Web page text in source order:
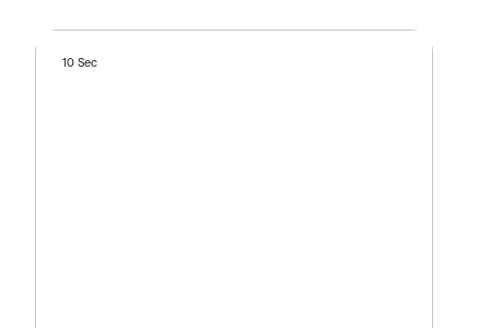
10 Sec